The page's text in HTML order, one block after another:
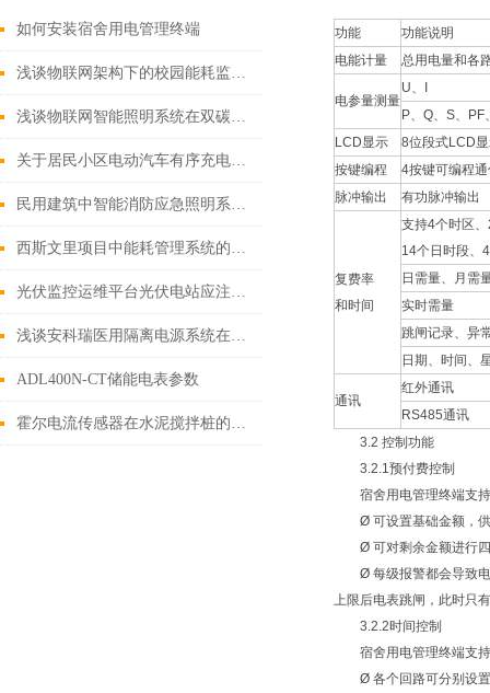
如何安装宿舍用电管理终端
浅谈物联网架构下的校园能耗监测系统设计方案
浅谈物联网智能照明系统在双碳目标下的研究与设计
关于居民小区电动汽车有序充电策略
民用建筑中智能消防应急照明系统的应用
西斯文里项目中能耗管理系统的设计与应用
光伏监控运维平台光伏电站应注意的问题
浅谈安科瑞医用隔离电源系统在某省医院项目中的应用
ADL400N-CT储能电表参数
霍尔电流传感器在水泥搅拌桩的应用
功能
功能说明
电能计量
总用电量和各
电参量测量
U、I
P、Q、S、PF
LCD显示
8位段式LCD
按键编程
4按键可编程
脉冲输出
有功脉冲输出
复费率
和时间
支持4个时区
14个日时段、
日需量、月需
实时需量
跳闸记录、异
日期、时间、
通讯
红外通讯
RS485通讯
3.2 控制功能
3.2.1预付费控制
宿舍用电管理终端支持
Ø 可设置基础金额，供
Ø 可对剩余金额进行四
Ø 每级报警都会导致电
上限后电表跳闸，此时只
3.2.2时间控制
宿舍用电管理终端支持
Ø 各个回路可分别设置